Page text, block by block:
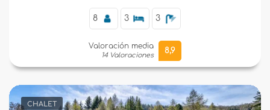
8 3 3
Valoración media
14 Valoraciones
8,9
CHALET